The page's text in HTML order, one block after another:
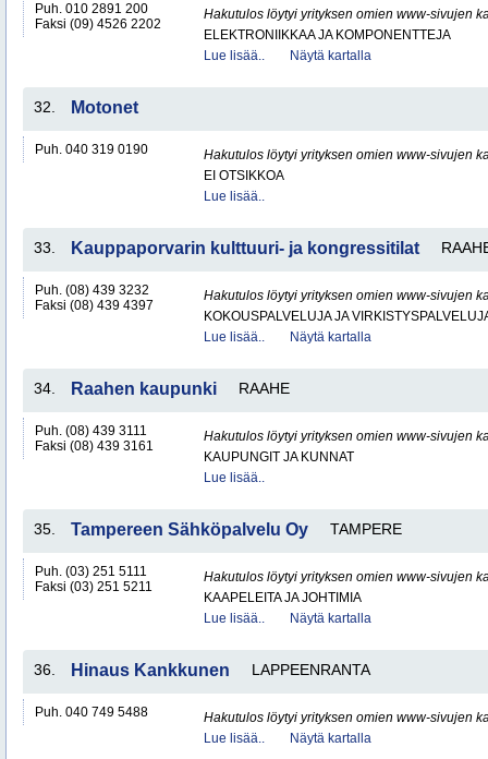
Puh. 010 2891 200
Faksi (09) 4526 2202
Hakutulos löytyi yrityksen omien www-sivujen
ELEKTRONIIKKAA JA KOMPONENTTEJA
Lue lisää..
Näytä kartalla
32. Motonet
Puh. 040 319 0190
Hakutulos löytyi yrityksen omien www-sivujen
EI OTSIKKOA
Lue lisää..
33. Kauppaporvarin kulttuuri- ja kongressitilat
Puh. (08) 439 3232
Faksi (08) 439 4397
Hakutulos löytyi yrityksen omien www-sivujen
KOKOUSPALVELUJA JA
Lue lisää..
Näytä kartalla
34. Raahen kaupunki RAAHE
Puh. (08) 439 3111
Faksi (08) 439 3161
Hakutulos löytyi yrityksen omien www-sivujen
KAUPUNGIT JA KUNNAT
Lue lisää..
35. Tampereen Sähköpalvelu Oy TAMPERE
Puh. (03) 251 5111
Faksi (03) 251 5211
Hakutulos löytyi yrityksen omien www-sivujen
KAAPELEITA JA JOHTIMIA
Lue lisää..
Näytä kartalla
36. Hinaus Kankkunen LAPPEENRANTA
Puh. 040 749 5488
Hakutulos löytyi yrityksen omien www-sivujen
Lue lisää..
Näytä kartalla